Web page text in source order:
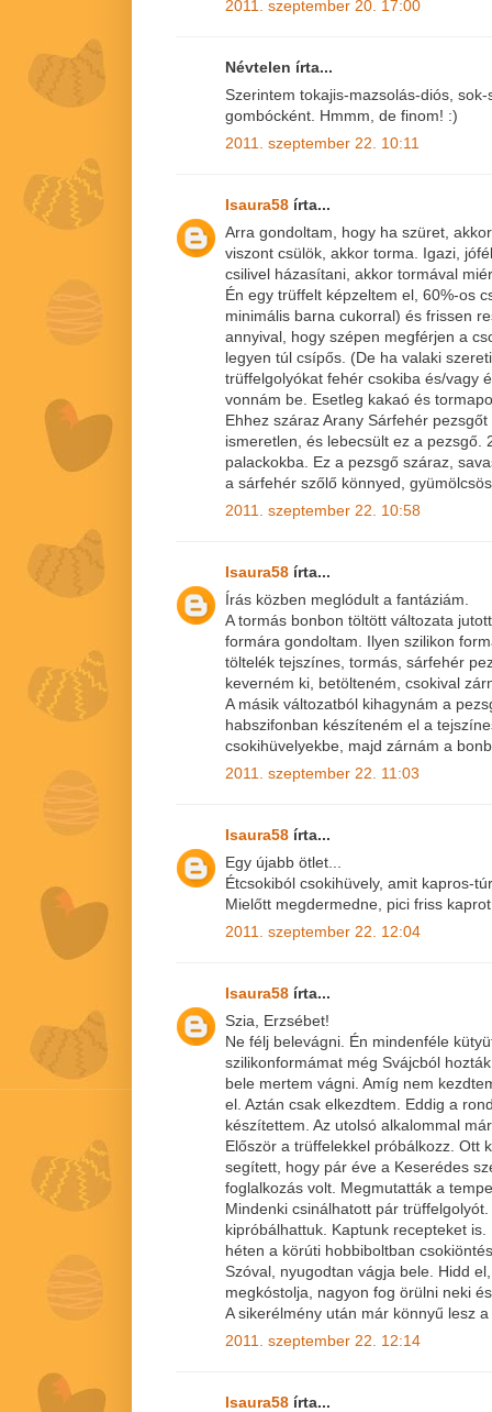
2011. szeptember 20. 17:00
Névtelen írta...
Szerintem tokajis-mazsolás-diós,
gombócként. Hmmm, de finom! :)
2011. szeptember 22. 10:11
Isaura58 írta...
Arra gondoltam, hogy ha szüret,
viszont csülök, akkor torma. Igazi,
csilivel házasítani, akkor tormával
Én egy trüffelt képzeltem el, 60%-os
minimális barna cukorral) és frissen
annyival, hogy szépen megférjen a
legyen túl csípős. (De ha valaki
trüffelgolyókat fehér csokiba és/vagy
vonnám be. Esetleg kakaó és
Ehhez száraz Arany Sárfehér
ismeretlen, és lebecsült ez a pezsgő.
palackokba. Ez a pezsgő száraz,
a sárfehér szőlő könnyed,
2011. szeptember 22. 10:58
Isaura58 írta...
Írás közben meglódult a fantáziám.
A tormás bonbon töltött változata
formára gondoltam. Ilyen szilikon
töltelék tejszínes, tormás, sárfehér
keverném ki, betölteném, csokival
A másik változatból kihagynám a
habszifonban készíteném el a
csokihüvelyekbe, majd zárnám a
2011. szeptember 22. 11:03
Isaura58 írta...
Egy újabb ötlet...
Étcsokiból csokihüvely, amit kapros-
Mielőtt megdermedne, pici friss
2011. szeptember 22. 12:04
Isaura58 írta...
Szia, Erzsébet!
Ne félj belevágni. Én mindenféle
szilikonformámat még Svájcból
bele mertem vágni. Amíg nem
el. Aztán csak elkezdtem. Eddig a
készítettem. Az utolsó alkalommal
Először a trüffelekkel próbálkozz. Ott
segített, hogy pár éve a Keserédes
foglalkozás volt. Megmutatták a
Mindenki csinálhatott pár
kipróbálhattuk. Kaptunk recepteket
héten a körúti hobbiboltban
Szóval, nyugodtan vágja bele. Hidd
megkóstolja, nagyon fog örülni neki
A sikerélmény után már könnyű lesz
2011. szeptember 22. 12:14
Isaura58 írta...